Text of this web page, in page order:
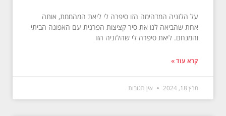
על הלזניה המדהימה הזו סיפרה לי ליאת המהממת, אותה
אחת שהביאה לנו את סיר קציצות הפרגית עם האפונה הביתי
והמנחם. ליאת סיפרה לי שהלזניה הזו
קרא עוד »
מרץ 18, 2024 אין תגובות